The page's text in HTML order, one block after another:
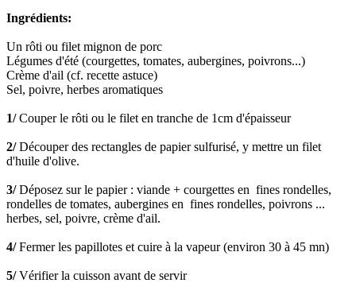
Ingrédients:
Un rôti ou filet mignon de porc
Légumes d'été (courgettes, tomates, aubergines, poivrons...)
Crème d'ail (cf. recette astuce)
Sel, poivre, herbes aromatiques
1/Couper le rôti ou le filet en tranche de 1cm d'épaisseur
2/Découper des rectangles de papier sulfurisé, y mettre un filet
d'huile d'olive.
3/Déposez sur le papier : viande + courgettes en fines rondelles,
rondelles de tomates, aubergines en fines rondelles, poivrons ...
herbes, sel, poivre, crème d'ail.
4/Fermer les papillotes et cuire à la vapeur (environ 30 à 45 mn)
5/Vérifier la cuisson avant de servir